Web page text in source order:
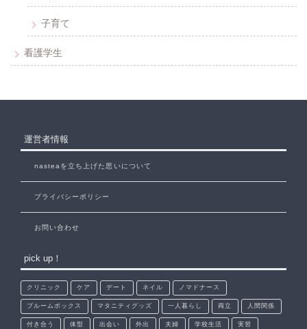
子育て
看護学生
運営者情報
nasteaを立ち上げた思いについて
プライバシーポリシー
お問い合わせ
pick up！
クリニック ケア デート ネイル ノマドナース
ブルームボックス マタニティグッズ 一人暮らし 両立 人間関係
付き合う 体型 出会い 外出 夫婦 学校生活 実習